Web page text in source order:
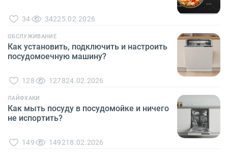
34 34225.02.2026
ОБСЛУЖИВАНИЕ
Как установить, подключить и настроить
посудомоечную машину?
128 127824.02.2026
ЛАЙФХАКИ
Как мыть посуду в посудомойке и ничего
не испортить?
149 149218.02.2026